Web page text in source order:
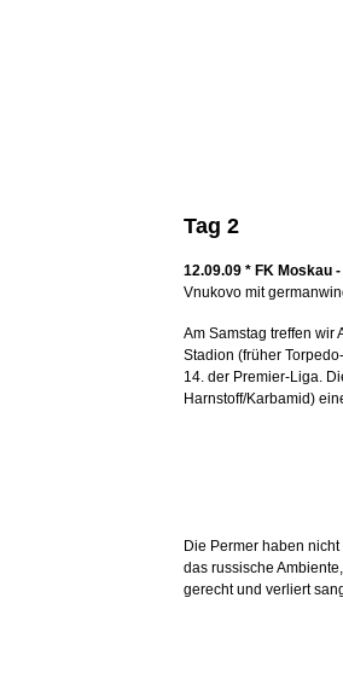
Tag 2
12.09.09 * FK
Vnukovo mit
Am Samstag treffen wir
Stadion (früher
14. der Premier-Liga.
Harnstoff/Karbamid)
Die Permer haben
das russische
gerecht und verliert